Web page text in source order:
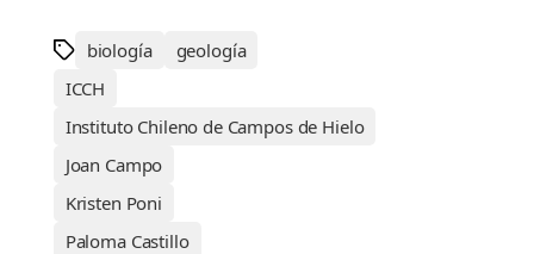
biología
geología
ICCH
Instituto Chileno de Campos de Hielo
Joan Campo
Kristen Poni
Paloma Castillo